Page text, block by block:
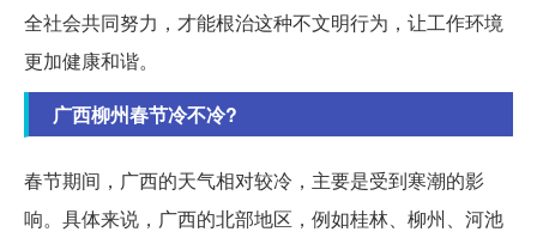
全社会共同努力，才能根治这种不文明行为，让工作环境
更加健康和谐。
广西柳州春节冷不冷?
春节期间，广西的天气相对较冷，主要是受到寒潮的影
响。具体来说，广西的北部地区，例如桂林、柳州、河池